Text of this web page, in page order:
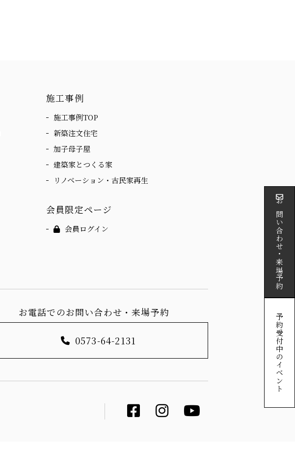
施工事例
施工事例TOP
新築注文住宅
加子母子屋
建築家とつくる家
リノベーション・古民家再生
会員限定ページ
会員ログイン
お電話でのお問い合わせ・来場予約
0573-64-2131
お問い合わせ・来場予約
予約受付中のイベント